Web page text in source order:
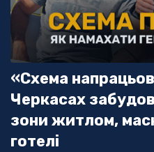
«Схема
Черкасах
зони житлом,
готелі